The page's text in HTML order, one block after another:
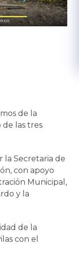
de la
de las tres
la Secretaria de
con apoyo
Municipal,
y la
de la
con el